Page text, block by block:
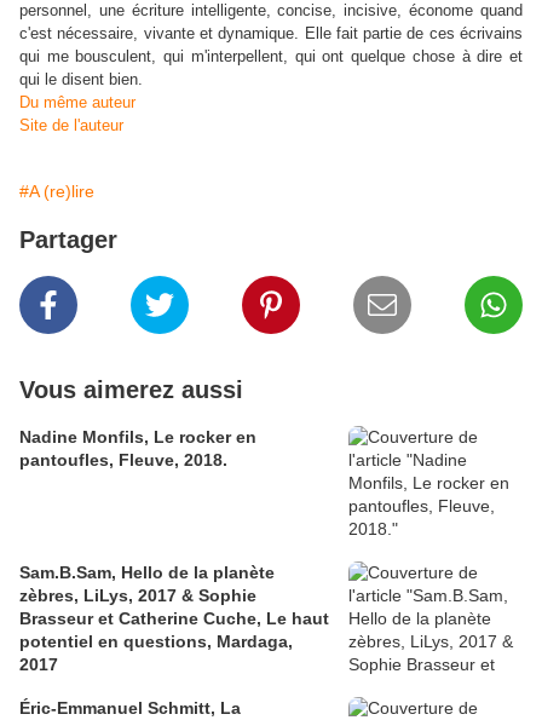
personnel, une écriture intelligente, concise, incisive, économe quand
c'est nécessaire, vivante et dynamique. Elle fait partie de ces écrivains
qui me bousculent, qui m'interpellent, qui ont quelque chose à dire et
qui le disent bien.
Du même auteur
Site de l'auteur
#A (re)lire
Partager
Vous aimerez aussi
Nadine Monfils, Le rocker en
pantoufles, Fleuve, 2018.
Sam.B.Sam, Hello de la planète
zèbres, LiLys, 2017 & Sophie
Brasseur et Catherine Cuche, Le haut
potentiel en questions, Mardaga,
2017
Éric-Emmanuel Schmitt, La